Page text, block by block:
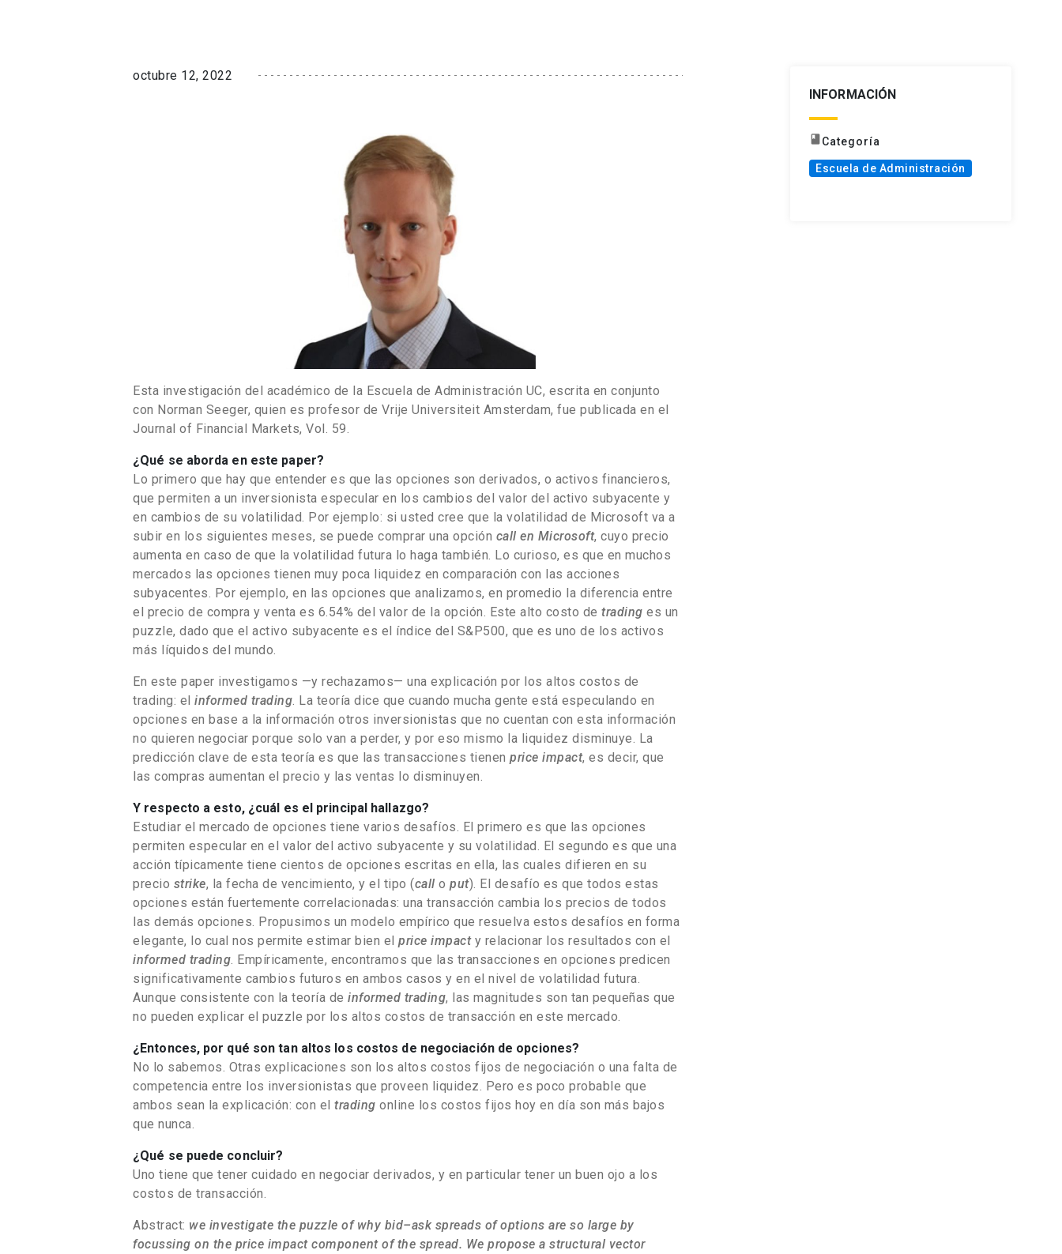
octubre 12, 2022
Esta investigación del académico de la Escuela de Administración UC, escrita en conjunto
con Norman Seeger, quien es profesor de Vrije Universiteit Amsterdam, fue publicada en el
Journal of Financial Markets, Vol. 59.
¿Qué se aborda en este paper?
Lo primero que hay que entender es que las opciones son derivados, o activos financieros,
que permiten a un inversionista especular en los cambios del valor del activo subyacente y
en cambios de su volatilidad. Por ejemplo: si usted cree que la volatilidad de Microsoft va a
subir en los siguientes meses, se puede comprar una opción call en Microsoft, cuyo precio
aumenta en caso de que la volatilidad futura lo haga también. Lo curioso, es que en muchos
mercados las opciones tienen muy poca liquidez en comparación con las acciones
subyacentes. Por ejemplo, en las opciones que analizamos, en promedio la diferencia entre
el precio de compra y venta es 6.54% del valor de la opción. Este alto costo de trading es un
puzzle, dado que el activo subyacente es el índice del S&P500, que es uno de los activos
más líquidos del mundo.
En este paper investigamos —y rechazamos— una explicación por los altos costos de
trading: el informed trading . La teoría dice que cuando mucha gente está especulando en
opciones en base a la información otros inversionistas que no cuentan con esta información
no quieren negociar porque solo van a perder, y por eso mismo la liquidez disminuye. La
predicción clave de esta teoría es que las transacciones tienen price impact, es decir, que
las compras aumentan el precio y las ventas lo disminuyen.
Y respecto a esto, ¿cuál es el principal hallazgo?
Estudiar el mercado de opciones tiene varios desafíos. El primero es que las opciones
permiten especular en el valor del activo subyacente y su volatilidad. El segundo es que una
acción típicamente tiene cientos de opciones escritas en ella, las cuales difieren en su
precio strike, la fecha de vencimiento, y el tipo (call o put). El desafío es que todos estas
opciones están fuertemente correlacionadas: una transacción cambia los precios de todos
las demás opciones. Propusimos un modelo empírico que resuelva estos desafíos en forma
elegante, lo cual nos permite estimar bien el price impact y relacionar los resultados con el
informed trading . Empíricamente, encontramos que las transacciones en opciones predicen
significativamente cambios futuros en ambos casos y en el nivel de volatilidad futura.
Aunque consistente con la teoría de informed trading, las magnitudes son tan pequeñas que
no pueden explicar el puzzle por los altos costos de transacción en este mercado.
¿Entonces, por qué son tan altos los costos de negociación de opciones?
No lo sabemos. Otras explicaciones son los altos costos fijos de negociación o una falta de
competencia entre los inversionistas que proveen liquidez. Pero es poco probable que
ambos sean la explicación: con el trading online los costos fijos hoy en día son más bajos
que nunca.
¿Qué se puede concluir?
Uno tiene que tener cuidado en negociar derivados, y en particular tener un buen ojo a los
costos de transacción.
Abstract: we investigate the puzzle of why bid–ask spreads of options are so large by
focussing on the price impact component of the spread. We propose a structural vector
INFORMACIÓN
bookCategoría
Escuela de Administración